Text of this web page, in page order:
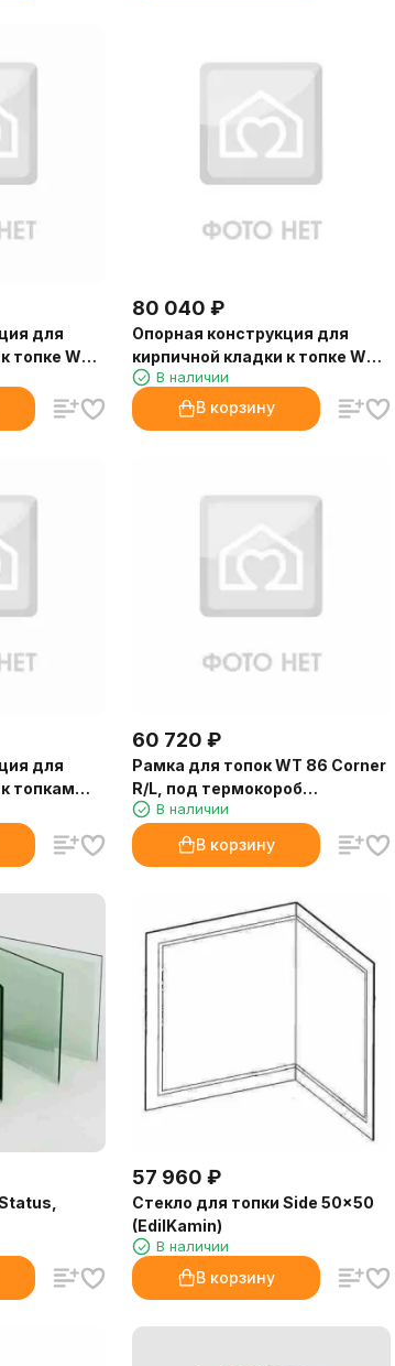
для
топке WT
80 040 ₽
Опорная конструкция для
кирпичной кладки к топке WT
66 Corner Right (Palazzetti)
В наличии
В корзину
для
топкам
HWT
60 720 ₽
Рамка для топок WT 86 Corner
R/L, под термокороб
(Palazzetti)
В наличии
В корзину
57 960 ₽
Стекло для топки Side 50x50
(EdilKamin)
В наличии
В корзину